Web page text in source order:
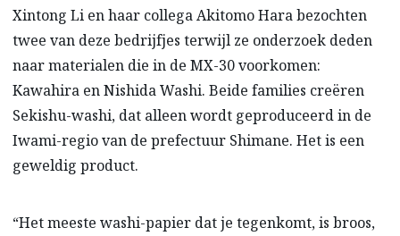
Xintong Li en haar collega Akitomo Hara bezochten
twee van deze bedrijfjes terwijl ze onderzoek deden
naar materialen die in de MX-30 voorkomen:
Kawahira en Nishida Washi. Beide families creëren
Sekishu-washi, dat alleen wordt geproduceerd in de
Iwami-regio van de prefectuur Shimane. Het is een
geweldig product.
“Het meeste washi-papier dat je tegenkomt, is broos,